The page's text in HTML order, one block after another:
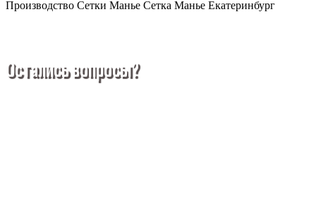
Производство Сетки Манье Сетка Манье Екатеринбург
Остались вопросы?